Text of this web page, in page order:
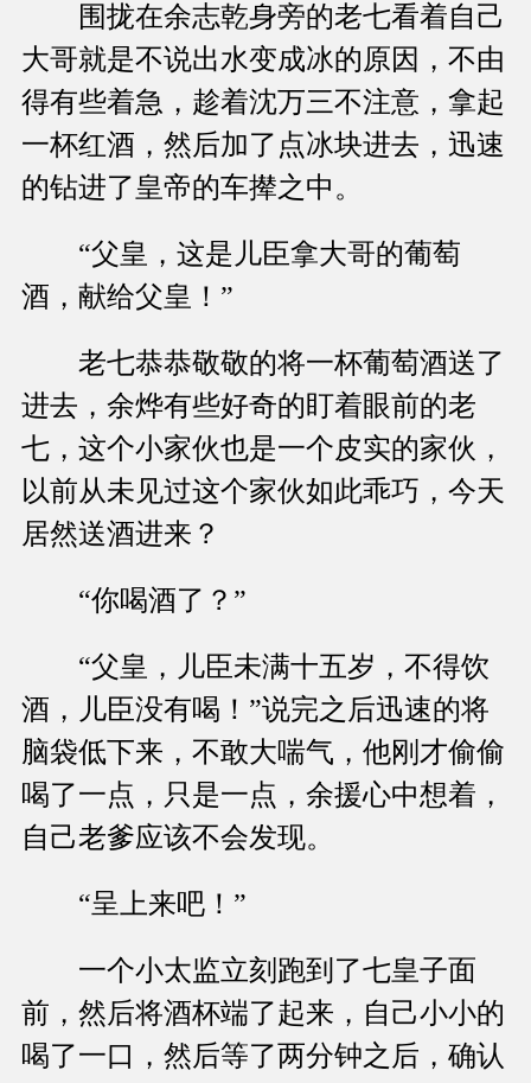
围拢在余志乾身旁的老七看着自己
大哥就是不说出水变成冰的原因，不由
得有些着急，趁着沈万三不注意，拿起
一杯红酒，然后加了点冰块进去，迅速
的钻进了皇帝的车撵之中。
“父皇，这是儿臣拿大哥的葡萄
酒，献给父皇！”
老七恭恭敬敬的将一杯葡萄酒送了
进去，余烨有些好奇的盯着眼前的老
七，这个小家伙也是一个皮实的家伙，
以前从未见过这个家伙如此乖巧，今天
居然送酒进来？
“你喝酒了？”
“父皇，儿臣未满十五岁，不得饮
酒，儿臣没有喝！”说完之后迅速的将
脑袋低下来，不敢大喘气，他刚才偷偷
喝了一点，只是一点，余援心中想着，
自己老爹应该不会发现。
“呈上来吧！”
一个小太监立刻跑到了七皇子面
前，然后将酒杯端了起来，自己小小的
喝了一口，然后等了两分钟之后，确认